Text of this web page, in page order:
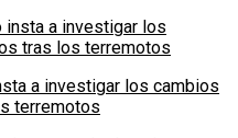
a investigar los cambios
terremotos